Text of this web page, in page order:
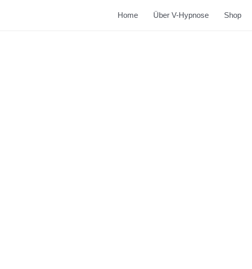
Home Über V-Hypnose Shop